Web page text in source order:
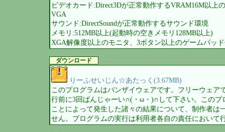
ビデオカード:Direct3Dが正常動作するVRAM16M以上
VGA
サウンド:DirectSoundが正常動作するサウンド環境
メモリ:512MB以上(起動時の空きメモリ128MB以上)
XGA解像度以上のモニタ、3ボタン以上のゲームパッ
ダウンロード
りーふせいじん☆あたっく(3.67MB)
このプログラムはバンザイウェアです。フリーウェア
行前に3回ばんじゃーい∩(・ω・)∩して下さい。このプ
ことによって発生した諸々の結果について、制作者は
せん。プログラムの実行は利用者各自の責任において